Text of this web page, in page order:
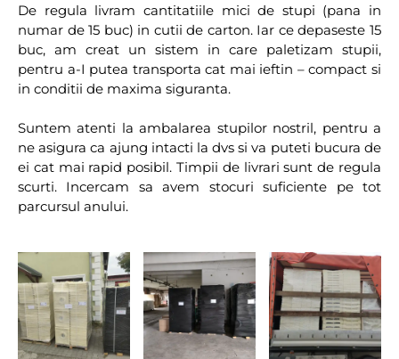
De regula livram cantitatiile mici de stupi (pana in
numar de 15 buc) in cutii de carton. Iar ce depaseste 15
buc, am creat un sistem in care paletizam stupii,
pentru a-I putea transporta cat mai ieftin – compact si
in conditii de maxima siguranta.
Suntem atenti la ambalarea stupilor nostril, pentru a
ne asigura ca ajung intacti la dvs si va puteti bucura de
ei cat mai rapid posibil. Timpii de livrari sunt de regula
scurti. Incercam sa avem stocuri suficiente pe tot
parcursul anului.